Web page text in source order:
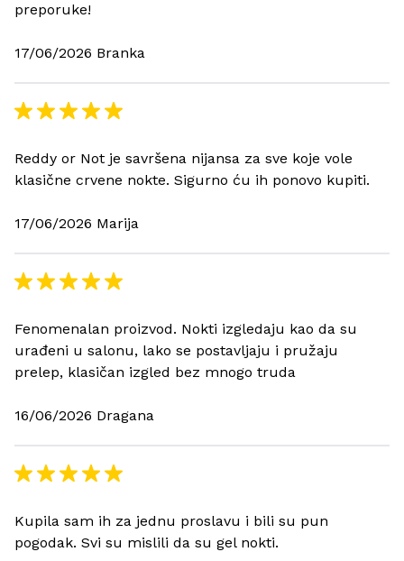
preporuke!
17/06/2026 Branka
Reddy or Not je savršena nijansa za sve koje vole
klasične crvene nokte. Sigurno ću ih ponovo kupiti.
17/06/2026 Marija
Fenomenalan proizvod. Nokti izgledaju kao da su
urađeni u salonu, lako se postavljaju i pružaju
prelep, klasičan izgled bez mnogo truda
16/06/2026 Dragana
Kupila sam ih za jednu proslavu i bili su pun
pogodak. Svi su mislili da su gel nokti.